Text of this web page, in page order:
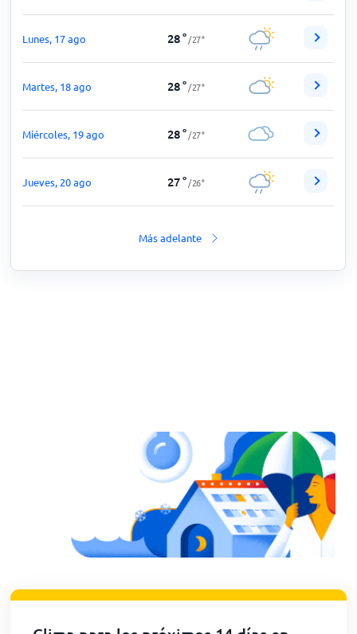
Lunes, 17 ago 28° /27°
Martes, 18 ago 28° /27°
Miércoles, 19 ago 28° /27°
Jueves, 20 ago 27° /26°
Más adelante